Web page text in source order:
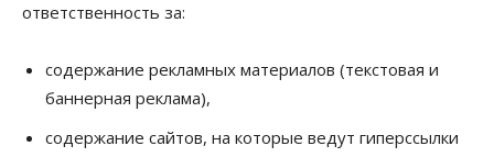
ответственность за:
содержание рекламных материалов (текстовая и
баннерная реклама),
содержание сайтов, на которые ведут гиперссылки